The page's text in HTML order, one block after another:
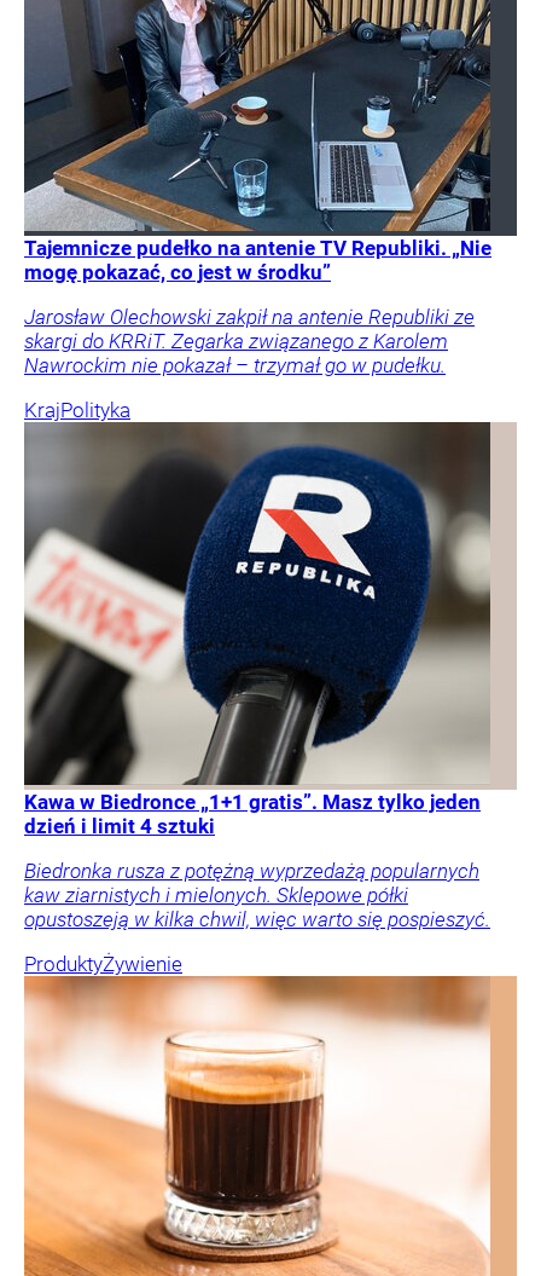
Tajemnicze pudełko na antenie TV Republiki. „Nie
mogę pokazać, co jest w środku”
Jarosław Olechowski zakpił na antenie Republiki ze
skargi do KRRiT. Zegarka związanego z Karolem
Nawrockim nie pokazał – trzymał go w pudełku.
KrajPolityka
Kawa w Biedronce „1+1 gratis”. Masz tylko jeden
dzień i limit 4 sztuki
Biedronka rusza z potężną wyprzedażą popularnych
kaw ziarnistych i mielonych. Sklepowe półki
opustoszeją w kilka chwil, więc warto się pospieszyć.
ProduktyŻywienie